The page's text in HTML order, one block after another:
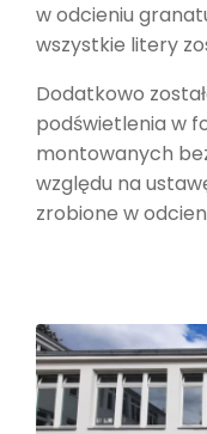
w odcieniu
wszystkie litery
Dodatkowo
podświetlenia w
montowanych
względu na
zrobione w